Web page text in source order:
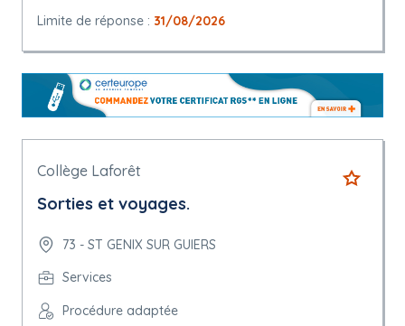
Limite de réponse : 31/08/2026
Collège Laforêt
Sorties et voyages.
73 - ST GENIX SUR GUIERS
Services
Procédure adaptée